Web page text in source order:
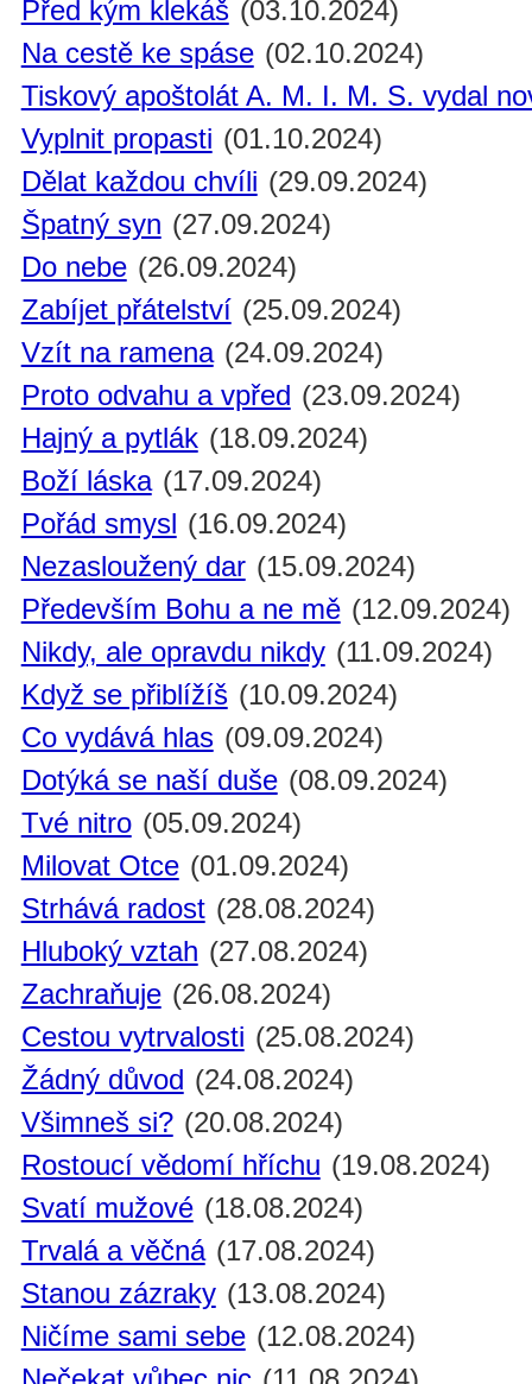
Před kým klekáš (03.10.2024)
Na cestě ke spáse (02.10.2024)
Tiskový apoštolát A. M. I. M. S. vydal
Vyplnit propasti (01.10.2024)
Dělat každou chvíli (29.09.2024)
Špatný syn (27.09.2024)
Do nebe (26.09.2024)
Zabíjet přátelství (25.09.2024)
Vzít na ramena (24.09.2024)
Proto odvahu a vpřed (23.09.2024)
Hajný a pytlák (18.09.2024)
Boží láska (17.09.2024)
Pořád smysl (16.09.2024)
Nezasloužený dar (15.09.2024)
Především Bohu a ne mě (12.09.2024)
Nikdy, ale opravdu nikdy (11.09.2024)
Když se přiblížíš (10.09.2024)
Co vydává hlas (09.09.2024)
Dotýká se naší duše (08.09.2024)
Tvé nitro (05.09.2024)
Milovat Otce (01.09.2024)
Strhává radost (28.08.2024)
Hluboký vztah (27.08.2024)
Zachraňuje (26.08.2024)
Cestou vytrvalosti (25.08.2024)
Žádný důvod (24.08.2024)
Všimneš si? (20.08.2024)
Rostoucí vědomí hříchu (19.08.2024)
Svatí mužové (18.08.2024)
Trvalá a věčná (17.08.2024)
Stanou zázraky (13.08.2024)
Ničíme sami sebe (12.08.2024)